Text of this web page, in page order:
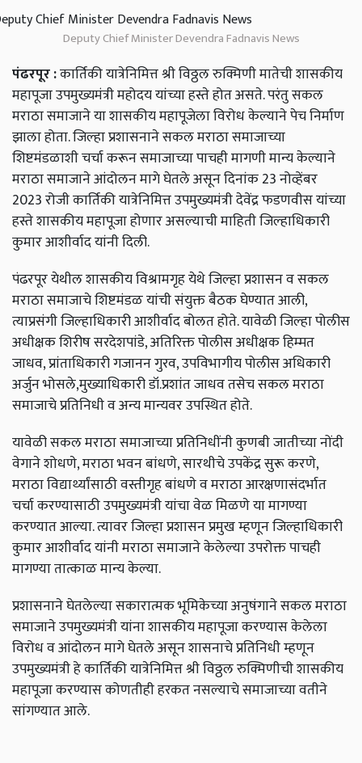
Deputy Chief Minister Devendra Fadnavis News
पंढरपूर :कार्तिकी यात्रेनिमित्त श्री विठ्ठल रुक्मिणी मातेची शासकीय
महापूजा उपमुख्यमंत्री महोदय यांच्या हस्ते होत असते. परंतु सकल
मराठा समाजाने या शासकीय महापूजेला विरोध केल्याने पेच निर्माण
झाला होता. जिल्हा प्रशासनाने सकल मराठा समाजाच्या
शिष्टमंडळाशी चर्चा करून समाजाच्या पाचही मागणी मान्य केल्याने
मराठा समाजाने आंदोलन मागे घेतले असून दिनांक 23 नोव्हेंबर
2023 रोजी कार्तिकी यात्रेनिमित्त उपमुख्यमंत्री देवेंद्र फडणवीस यांच्या
हस्ते शासकीय महापूजा होणार असल्याची माहिती जिल्हाधिकारी
कुमार आशीर्वाद यांनी दिली.
पंढरपूर येथील शासकीय विश्रामगृह येथे जिल्हा प्रशासन व सकल
मराठा समाजाचे शिष्टमंडळ यांची संयुक्त बैठक घेण्यात आली,
त्याप्रसंगी जिल्हाधिकारी आशीर्वाद बोलत होते. यावेळी जिल्हा पोलीस
अधीक्षक शिरीष सरदेशपांडे, अतिरिक्त पोलीस अधीक्षक हिम्मत
जाधव, प्रांताधिकारी गजानन गुरव, उपविभागीय पोलीस अधिकारी
अर्जुन भोसले,मुख्याधिकारी डॉ.प्रशांत जाधव तसेच सकल मराठा
समाजाचे प्रतिनिधी व अन्य मान्यवर उपस्थित होते.
यावेळी सकल मराठा समाजाच्या प्रतिनिधींनी कुणबी जातीच्या नोंदी
वेगाने शोधणे, मराठा भवन बांधणे, सारथीचे उपकेंद्र सुरू करणे,
मराठा विद्यार्थ्यांसाठी वस्तीगृह बांधणे व मराठा आरक्षणासंदर्भात
चर्चा करण्यासाठी उपमुख्यमंत्री यांचा वेळ मिळणे या मागण्या
करण्यात आल्या. त्यावर जिल्हा प्रशासन प्रमुख म्हणून जिल्हाधिकारी
कुमार आशीर्वाद यांनी मराठा समाजाने केलेल्या उपरोक्त पाचही
मागण्या तात्काळ मान्य केल्या.
प्रशासनाने घेतलेल्या सकारात्मक भूमिकेच्या अनुषंगाने सकल मराठा
समाजाने उपमुख्यमंत्री यांना शासकीय महापूजा करण्यास केलेला
विरोध व आंदोलन मागे घेतले असून शासनाचे प्रतिनिधी म्हणून
उपमुख्यमंत्री हे कार्तिकी यात्रेनिमित्त श्री विठ्ठल रुक्मिणीची शासकीय
महापूजा करण्यास कोणतीही हरकत नसल्याचे समाजाच्या वतीने
सांगण्यात आले.